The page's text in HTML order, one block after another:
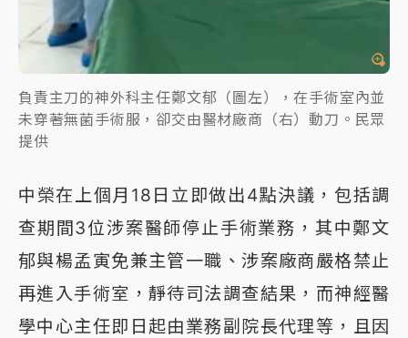
負責主刀的神外科主任鄭文郁（圖左），在手術室內並
未穿著無菌手術服，卻交由醫材廠商（右）動刀。民眾
提供
中榮在上個月18日立即做出4點決議，包括調
查期間3位涉案醫師停止手術業務，其中鄭文
郁與楊孟寅免兼主管一職、涉案廠商嚴格禁止
再進入手術室，靜待司法調查結果，而神經醫
學中心主任即日起由業務副院長代理等，且因